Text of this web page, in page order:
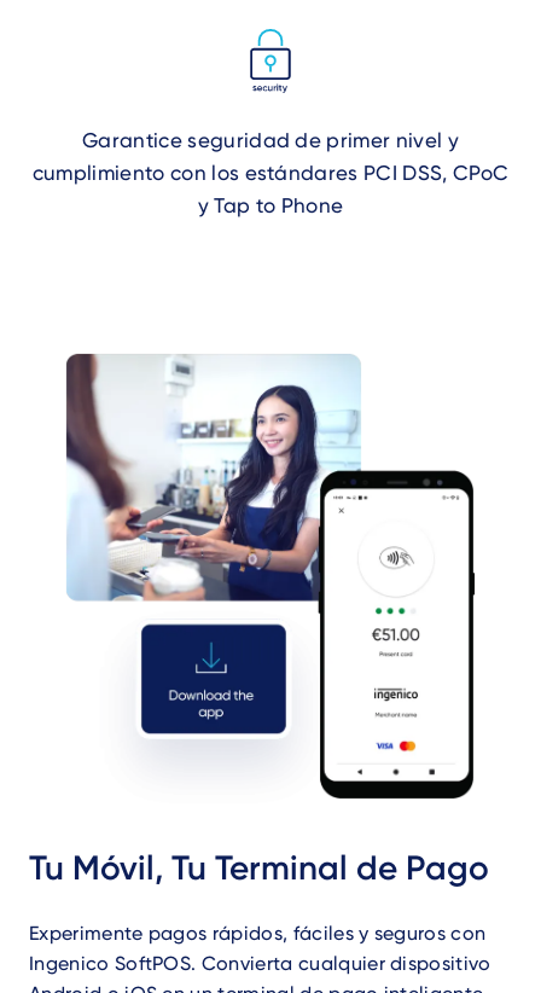
Garantice seguridad de primer nivel y
cumplimiento con los estándares PCI DSS, CPoC
y Tap to Phone
Tu Móvil, Tu Terminal de Pago
Experimente pagos rápidos, fáciles y seguros con
Ingenico SoftPOS. Convierta cualquier dispositivo